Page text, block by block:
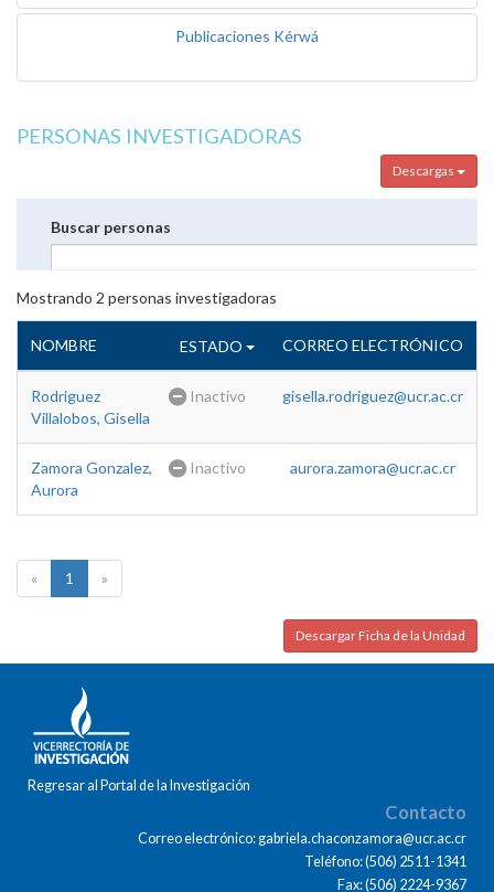
Publicaciones Kérwá
PERSONAS INVESTIGADORAS
Descargas
Buscar personas
Mostrando 2 personas investigadoras
NOMBRE ESTADO CORREO ELECTRÓNICO
Rodriguez
Villalobos, Gisella
Inactivo gisella.rodriguez@ucr.ac.cr
Zamora Gonzalez,
Aurora
Inactivo aurora.zamora@ucr.ac.cr
« 1 »
Descargar Ficha de la Unidad
Regresar al Portal de la Investigación
Contacto
Correo electrónico: gabriela.chaconzamora@ucr.ac.cr
Teléfono: (506) 2511-1341
Fax: (506) 2224-9367